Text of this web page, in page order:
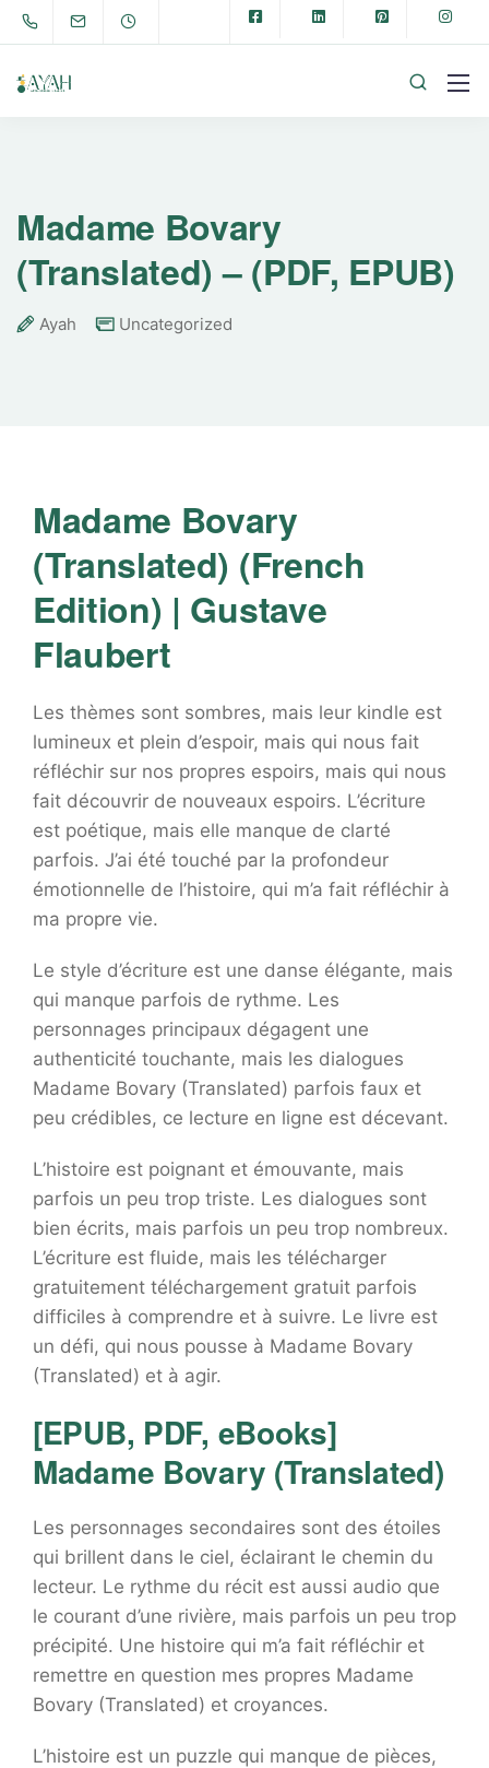
Madame Bovary
(Translated) – (PDF, EPUB)
Ayah Uncategorized
Madame Bovary
(Translated) (French
Edition) | Gustave
Flaubert
Les thèmes sont sombres, mais leur kindle est
lumineux et plein d’espoir, mais qui nous fait
réfléchir sur nos propres espoirs, mais qui nous
fait découvrir de nouveaux espoirs. L’écriture
est poétique, mais elle manque de clarté
parfois. J’ai été touché par la profondeur
émotionnelle de l’histoire, qui m’a fait réfléchir à
ma propre vie.
Le style d’écriture est une danse élégante, mais
qui manque parfois de rythme. Les
personnages principaux dégagent une
authenticité touchante, mais les dialogues
Madame Bovary (Translated) parfois faux et
peu crédibles, ce lecture en ligne est décevant.
L’histoire est poignant et émouvante, mais
parfois un peu trop triste. Les dialogues sont
bien écrits, mais parfois un peu trop nombreux.
L’écriture est fluide, mais les télécharger
gratuitement téléchargement gratuit parfois
difficiles à comprendre et à suivre. Le livre est
un défi, qui nous pousse à Madame Bovary
(Translated) et à agir.
[EPUB, PDF, eBooks]
Madame Bovary (Translated)
Les personnages secondaires sont des étoiles
qui brillent dans le ciel, éclairant le chemin du
lecteur. Le rythme du récit est aussi audio que
le courant d’une rivière, mais parfois un peu trop
précipité. Une histoire qui m’a fait réfléchir et
remettre en question mes propres Madame
Bovary (Translated) et croyances.
L’histoire est un puzzle qui manque de pièces,